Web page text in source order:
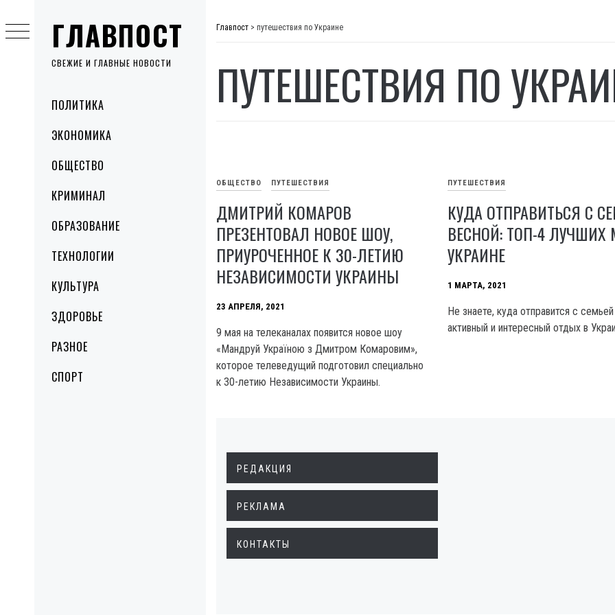
ГЛАВПОСТ
СВЕЖИЕ И ГЛАВНЫЕ НОВОСТИ
MenuПОЛИТИКА
ЭКОНОМИКА
ОБЩЕСТВО
КРИМИНАЛ
ОБРАЗОВАНИЕ
ТЕХНОЛОГИИ
КУЛЬТУРА
ЗДОРОВЬЕ
РАЗНОЕ
СПОРТ
to
content
Главпост > путешествия по Украине
ПУТЕШЕСТВИЯ ПО
ОБЩЕСТВО ПУТЕШЕСТВИЯ
ДМИТРИЙ КОМАРОВ
ПРЕЗЕНТОВАЛ НОВОЕ ШОУ,
ПРИУРОЧЕННОЕ К 30-ЛЕТИЮ
НЕЗАВИСИМОСТИ УКРАИНЫ
23 АПРЕЛЯ, 2021
9 мая на телеканалах появится новое шоу
«Мандруй Україною з Дмитром Комаровим»,
которое телеведущий подготовил специально
к 30-летию Независимости Украины.
ПУТЕШЕСТВИЯ
КУДА ОТПРАВИТЬСЯ С
ВЕСНОЙ: ТОП-4 ЛУЧШИХ
УКРАИНЕ
1 МАРТА, 2021
Не знаете, куда отправится с
активный и интересный отдых в
РЕДАКЦИЯ
РЕКЛАМА
КОНТАКТЫ